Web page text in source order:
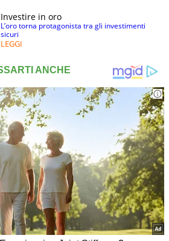
Investire in oro
L’oro torna protagonista tra gli investimenti
sicuri
LEGGI